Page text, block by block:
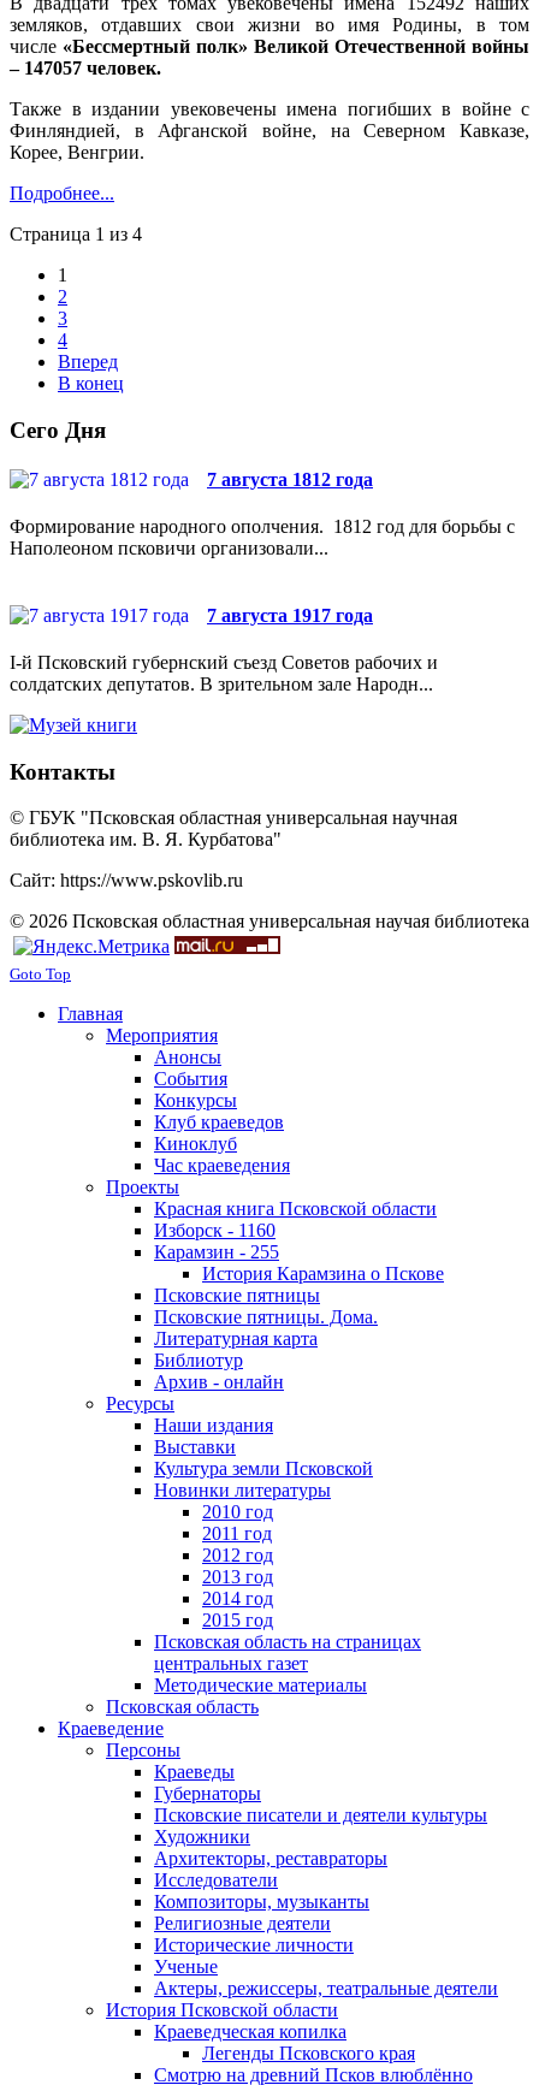
земляков, отдавших свои жизни во имя Родины, в том
числе «Бессмертный полк» Великой Отечественной войны
– 147057 человек.
Также в издании увековечены имена погибших в войне с
Финляндией, в Афганской войне, на Северном Кавказе,
Корее, Венгрии.
Подробнее...
Страница 1 из 4
1
2
3
4
Вперед
В конец
Сего Дня
7 августа 1812 года
Формирование народного ополчения. 1812 год для борьбы с
Наполеоном псковичи организовали...
7 августа 1917 года
I-й Псковский губернский съезд Советов рабочих и
солдатских депутатов. В зрительном зале Народн...
Контакты
© ГБУК "Псковская областная универсальная научная
библиотека им. В. Я. Курбатова"
Сайт: https://www.pskovlib.ru
© 2026 Псковская областная универсальная научая библиотека
Goto Top
Главная
Мероприятия
Анонсы
События
Конкурсы
Клуб краеведов
Киноклуб
Час краеведения
Проекты
Красная книга Псковской области
Изборск - 1160
Карамзин - 255
История Карамзина о Пскове
Псковские пятницы
Псковские пятницы. Дома.
Литературная карта
Библиотур
Архив - онлайн
Ресурсы
Наши издания
Выставки
Культура земли Псковской
Новинки литературы
2010 год
2011 год
2012 год
2013 год
2014 год
2015 год
Псковская область на страницах
центральных газет
Методические материалы
Псковская область
Краеведение
Персоны
Краеведы
Губернаторы
Псковские писатели и деятели культуры
Художники
Архитекторы, реставраторы
Исследователи
Композиторы, музыканты
Религиозные деятели
Исторические личности
Ученые
Актеры, режиссеры, театральные деятели
История Псковской области
Краеведческая копилка
Легенды Псковского края
Смотрю на древний Псков влюблённо